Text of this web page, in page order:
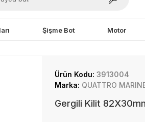
Şişme Bot Motor
Ürün Kodu: 3913004
Marka: QUATTRO
Gergili Kilit